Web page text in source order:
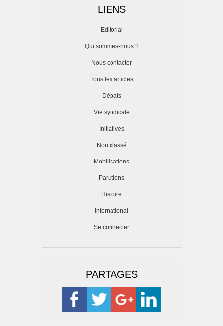
LIENS
Editorial
Qui sommes-nous ?
Nous contacter
Tous les articles
Débats
Vie syndicale
Initiatives
Non classé
Mobilisations
Parutions
Histoire
International
Se connecter
PARTAGES